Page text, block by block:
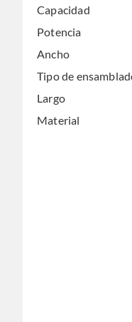
Capacidad
Potencia
Ancho
Tipo de
Largo
Material